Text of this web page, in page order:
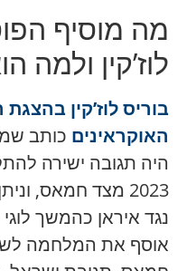
מה מוסיף
לוז’קין ולמה
בוריס לוז’קין
האוקראינים כותב
2023 מצד חמאס,
נגד איראן כהמשך
אוסף את המלחמה